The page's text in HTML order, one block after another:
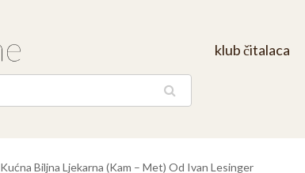
klub čitalaca
Kućna Biljna Ljekarna (Kam – Met) Od Ivan Lesinger